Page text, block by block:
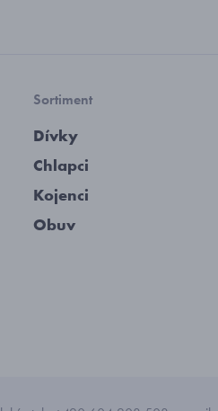
Sortiment
Dívky
Chlapci
Kojenci
Obuv